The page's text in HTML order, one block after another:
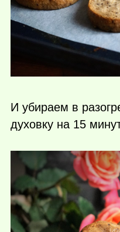
И убираем в
духовку на 15